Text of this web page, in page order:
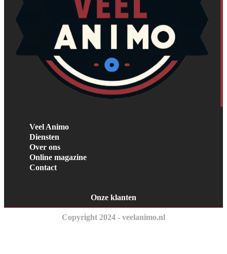
Veel Animo
Diensten
Over ons
Online magazine
Contact
Onze klanten
Copyright 2024 - veelanimo.nl